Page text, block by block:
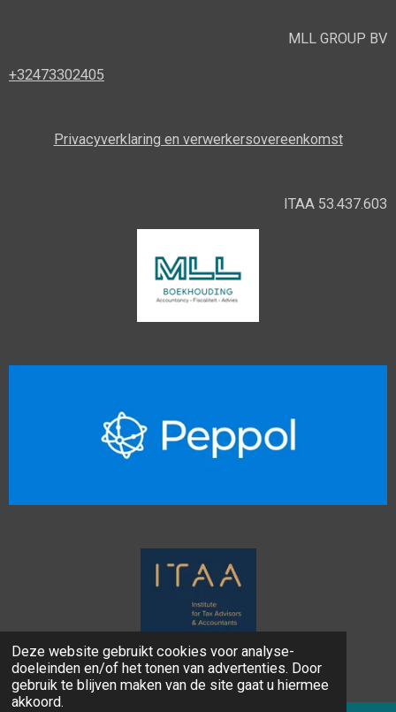
Deze website gebruikt cookies voor analyse-
doeleinden en/of het tonen van advertenties. Door
gebruik te blijven maken van de site gaat u hiermee
akkoord.
MLL GROUP BV
+32473302405
Privacyverklaring en verwerkersovereenkomst
ITAA 53.437.603
© 2023 - 2026 MLL BOEKHOUDING